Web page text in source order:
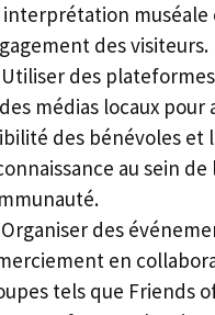
interprétation muséale
des visiteurs.
des
médias locaux pour
des bénévoles et
au sein de
des
en
tels que Friends